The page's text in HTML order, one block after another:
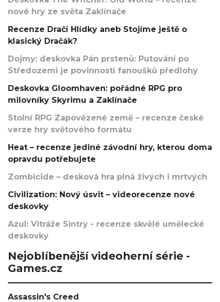
nové hry ze světa Zaklínače
Recenze Dračí Hlídky aneb Stojíme ještě o
klasický Dračák?
Dojmy: deskovka Pán prstenů: Putování po
Středozemi je povinností fanoušků předlohy
Deskovka Gloomhaven: pořádné RPG pro
milovníky Skyrimu a Zaklínače
Stolní RPG Zapovězené země – recenze české
verze hry světového formátu
Heat – recenze jediné závodní hry, kterou doma
opravdu potřebujete
Zombicide – desková hra plná živých i mrtvých
Civilization: Nový úsvit – videorecenze nové
deskovky
Azul: Vitráže Sintry - recenze skvělé umělecké
deskovky
Nejoblíbenější videoherní série -
Games.cz
Assassin's Creed